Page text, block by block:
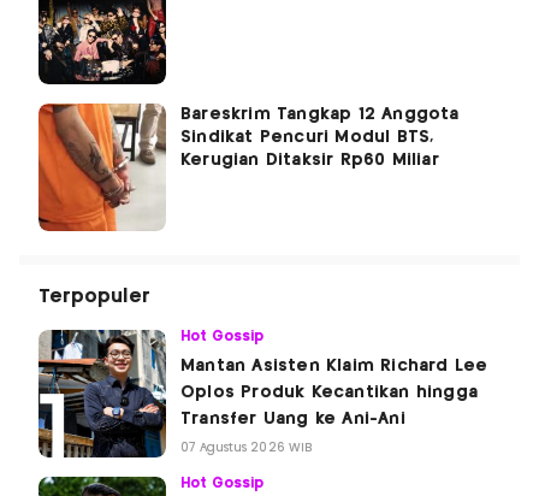
Bareskrim Tangkap 12 Anggota
Sindikat Pencuri Modul BTS,
Kerugian Ditaksir Rp60 Miliar
Terpopuler
Hot Gossip
Mantan Asisten Klaim Richard Lee
Oplos Produk Kecantikan hingga
Transfer Uang ke Ani-Ani
07 Agustus 2026 WIB
Hot Gossip